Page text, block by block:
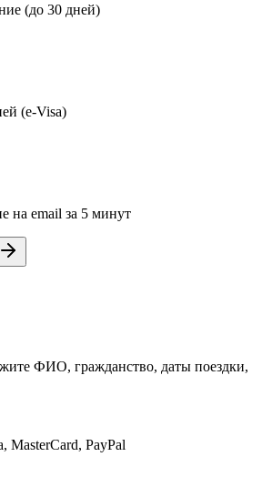
(до 30 дней)
(e-Visa)
на email за 5 минут
ФИО, гражданство, даты поездки,
MasterCard, PayPal